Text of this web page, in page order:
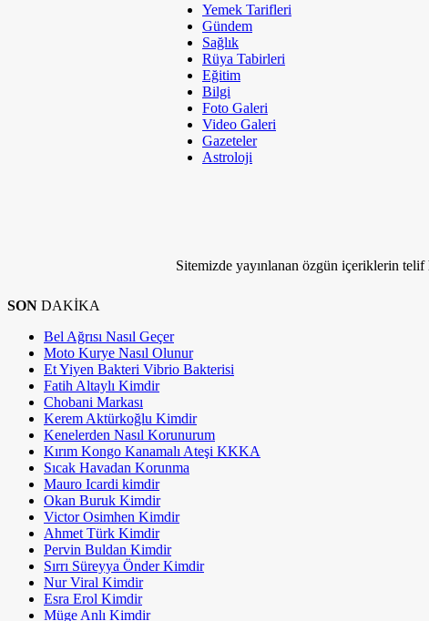
Gizlilik Politikası
Topluluk Kuralları
Çerez Politikaları
Kullanım Koşulları
Künye
Yemek Tarifleri
Gündem
Sağlık
Rüya Tabirleri
Eğitim
Bilgi
Foto Galeri
Video Galeri
Gazeteler
Astroloji
Sitemizde yayınlanan özgün içeriklerin telif
SON DAKİKA
Bel Ağrısı Nasıl Geçer
Moto Kurye Nasıl Olunur
Et Yiyen Bakteri Vibrio Bakterisi
Fatih Altaylı Kimdir
Chobani Markası
Kerem Aktürkoğlu Kimdir
Kenelerden Nasıl Korunurum
Kırım Kongo Kanamalı Ateşi KKKA
Sıcak Havadan Korunma
Mauro Icardi kimdir
Okan Buruk Kimdir
Victor Osimhen Kimdir
Ahmet Türk Kimdir
Pervin Buldan Kimdir
Sırrı Süreyya Önder Kimdir
Nur Viral Kimdir
Esra Erol Kimdir
Müge Anlı Kimdir